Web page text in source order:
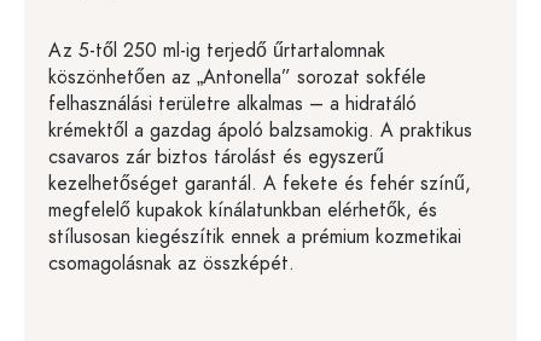
Az 5-től 250 ml-ig terjedő űrtartalomnak
köszönhetően az „Antonella” sorozat sokféle
felhasználási területre alkalmas – a hidratáló
krémektől a gazdag ápoló balzsamokig. A praktikus
csavaros zár biztos tárolást és egyszerű
kezelhetőséget garantál. A fekete és fehér színű,
megfelelő kupakok kínálatunkban elérhetők, és
stílusosan kiegészítik ennek a prémium kozmetikai
csomagolásnak az összképét.